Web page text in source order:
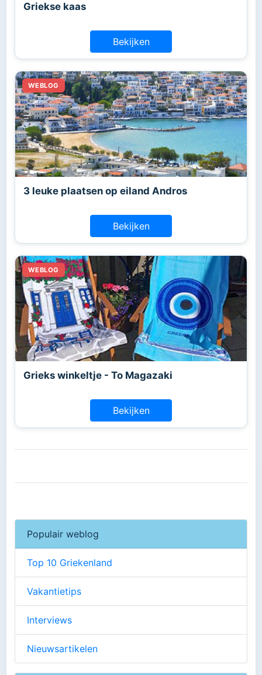
Griekse kaas
Bekijken
3 leuke plaatsen op eiland Andros
Bekijken
Grieks winkeltje - To Magazaki
Bekijken
Populair weblog
Top 10 Griekenland
Vakantietips
Interviews
Nieuwsartikelen